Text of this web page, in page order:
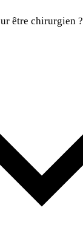
être chirurgien ?